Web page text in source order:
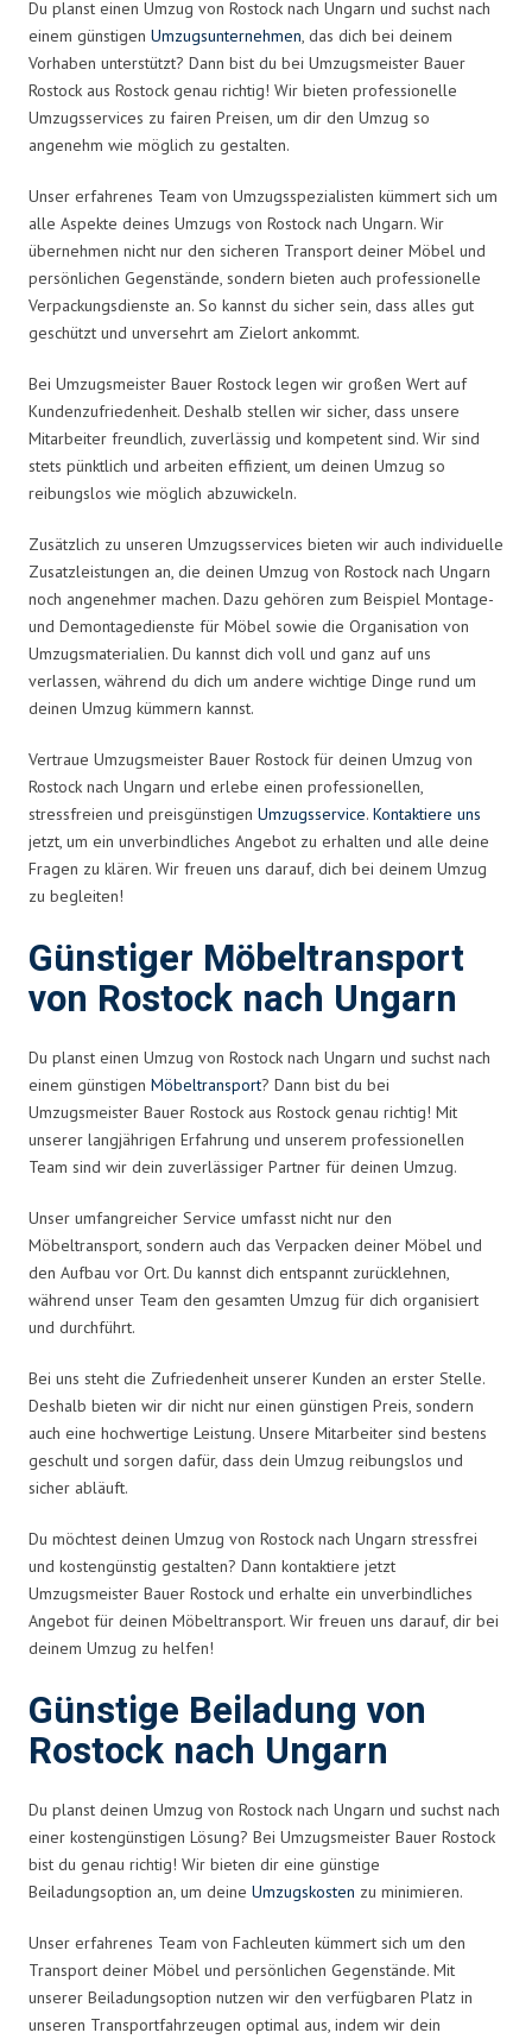
Du planst einen Umzug von Rostock nach Ungarn und suchst nach
einem günstigen Umzugsunternehmen, das dich bei deinem
Vorhaben unterstützt? Dann bist du bei Umzugsmeister Bauer
Rostock aus Rostock genau richtig! Wir bieten professionelle
Umzugsservices zu fairen Preisen, um dir den Umzug so
angenehm wie möglich zu gestalten.
Unser erfahrenes Team von Umzugsspezialisten kümmert sich um
alle Aspekte deines Umzugs von Rostock nach Ungarn. Wir
übernehmen nicht nur den sicheren Transport deiner Möbel und
persönlichen Gegenstände, sondern bieten auch professionelle
Verpackungsdienste an. So kannst du sicher sein, dass alles gut
geschützt und unversehrt am Zielort ankommt.
Bei Umzugsmeister Bauer Rostock legen wir großen Wert auf
Kundenzufriedenheit. Deshalb stellen wir sicher, dass unsere
Mitarbeiter freundlich, zuverlässig und kompetent sind. Wir sind
stets pünktlich und arbeiten effizient, um deinen Umzug so
reibungslos wie möglich abzuwickeln.
Zusätzlich zu unseren Umzugsservices bieten wir auch individuelle
Zusatzleistungen an, die deinen Umzug von Rostock nach Ungarn
noch angenehmer machen. Dazu gehören zum Beispiel Montage-
und Demontagedienste für Möbel sowie die Organisation von
Umzugsmaterialien. Du kannst dich voll und ganz auf uns
verlassen, während du dich um andere wichtige Dinge rund um
deinen Umzug kümmern kannst.
Vertraue Umzugsmeister Bauer Rostock für deinen Umzug von
Rostock nach Ungarn und erlebe einen professionellen,
stressfreien und preisgünstigen Umzugsservice. Kontaktiere uns
jetzt, um ein unverbindliches Angebot zu erhalten und alle deine
Fragen zu klären. Wir freuen uns darauf, dich bei deinem Umzug
zu begleiten!
Günstiger Möbeltransport
von Rostock nach Ungarn
Du planst einen Umzug von Rostock nach Ungarn und suchst nach
einem günstigen Möbeltransport? Dann bist du bei
Umzugsmeister Bauer Rostock aus Rostock genau richtig! Mit
unserer langjährigen Erfahrung und unserem professionellen
Team sind wir dein zuverlässiger Partner für deinen Umzug.
Unser umfangreicher Service umfasst nicht nur den
Möbeltransport, sondern auch das Verpacken deiner Möbel und
den Aufbau vor Ort. Du kannst dich entspannt zurücklehnen,
während unser Team den gesamten Umzug für dich organisiert
und durchführt.
Bei uns steht die Zufriedenheit unserer Kunden an erster Stelle.
Deshalb bieten wir dir nicht nur einen günstigen Preis, sondern
auch eine hochwertige Leistung. Unsere Mitarbeiter sind bestens
geschult und sorgen dafür, dass dein Umzug reibungslos und
sicher abläuft.
Du möchtest deinen Umzug von Rostock nach Ungarn stressfrei
und kostengünstig gestalten? Dann kontaktiere jetzt
Umzugsmeister Bauer Rostock und erhalte ein unverbindliches
Angebot für deinen Möbeltransport. Wir freuen uns darauf, dir bei
deinem Umzug zu helfen!
Günstige Beiladung von
Rostock nach Ungarn
Du planst deinen Umzug von Rostock nach Ungarn und suchst nach
einer kostengünstigen Lösung? Bei Umzugsmeister Bauer Rostock
bist du genau richtig! Wir bieten dir eine günstige
Beiladungsoption an, um deine Umzugskosten zu minimieren.
Unser erfahrenes Team von Fachleuten kümmert sich um den
Transport deiner Möbel und persönlichen Gegenstände. Mit
unserer Beiladungsoption nutzen wir den verfügbaren Platz in
unseren Transportfahrzeugen optimal aus, indem wir dein